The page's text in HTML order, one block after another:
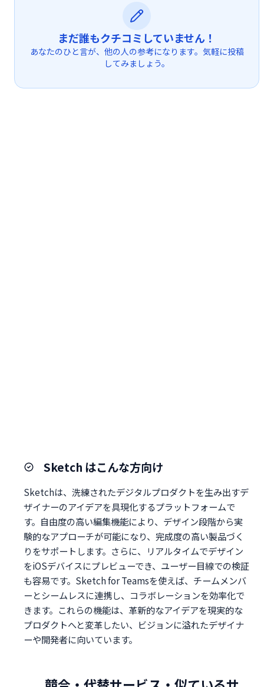
まだ誰もクチコミしていません！
あなたのひと言が、他の人の参考になります。気軽に投稿
してみましょう。
Sketch はこんな方向け
Sketchは、洗練されたデジタルプロダクトを生み出すデ
ザイナーのアイデアを具現化するプラットフォームで
す。自由度の高い編集機能により、デザイン段階から実
験的なアプローチが可能になり、完成度の高い製品づく
りをサポートします。さらに、リアルタイムでデザイン
をiOSデバイスにプレビューでき、ユーザー目線での検証
も容易です。Sketch for Teamsを使えば、チームメンバ
ーとシームレスに連携し、コラボレーションを効率化で
きます。これらの機能は、革新的なアイデアを現実的な
プロダクトへと変革したい、ビジョンに溢れたデザイナ
ーや開発者に向いています。